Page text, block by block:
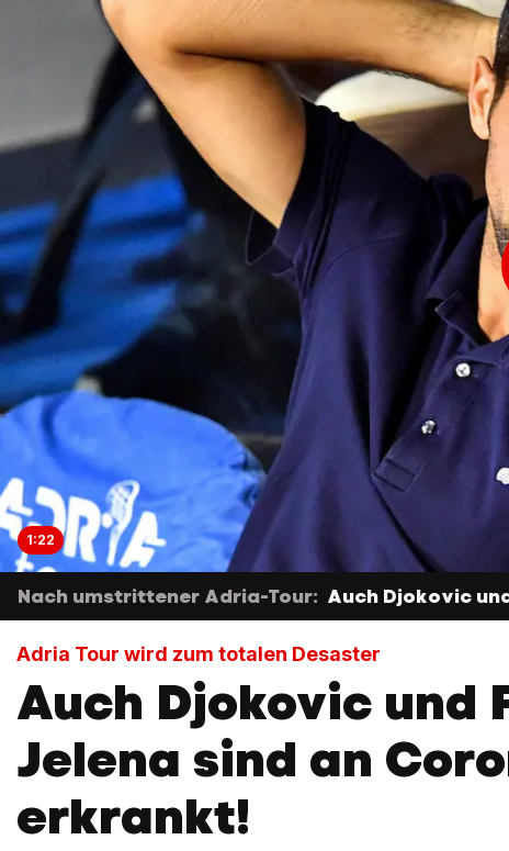
1:22
Nach umstrittener Adria-Tour: Auch Djokovic
Adria Tour wird zum totalen Desaster
Auch Djokovic und
Jelena sind an
erkrankt!